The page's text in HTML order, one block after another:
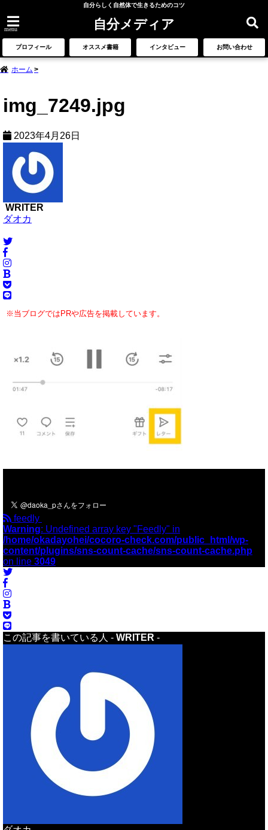
自分らしく自然体で生きるためのコツ
menu 自分メディア
プロフィール オススメ書籍 インタビュー お問い合わせ
ホーム
img_7249.jpg
2023年4月26日
WRITER
ダオカ
※当ブログではPRや広告を掲載しています。
feedly
Warning: Undefined array key "Feedly" in
/home/okadayohei/cocoro-check.com/public_html/wp-
content/plugins/sns-count-cache/sns-count-cache.php
on line 3049
この記事を書いている人 - WRITER -